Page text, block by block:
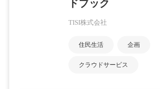
ドブック
TISI株式会社
住民生活 企画
クラウドサービス